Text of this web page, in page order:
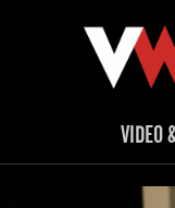
VIDEO